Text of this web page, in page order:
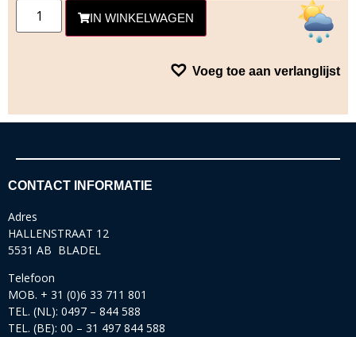
IN WINKELWAGEN
Voeg toe aan verlanglijst
CONTACT INFORMATIE
Adres
HALLENSTRAAT 12
5531 AB BLADEL
Telefoon
MOB. + 31 (0)6 33 711 801
TEL. (NL): 0497 – 844 588
TEL. (BE): 00 – 31 497 844 588